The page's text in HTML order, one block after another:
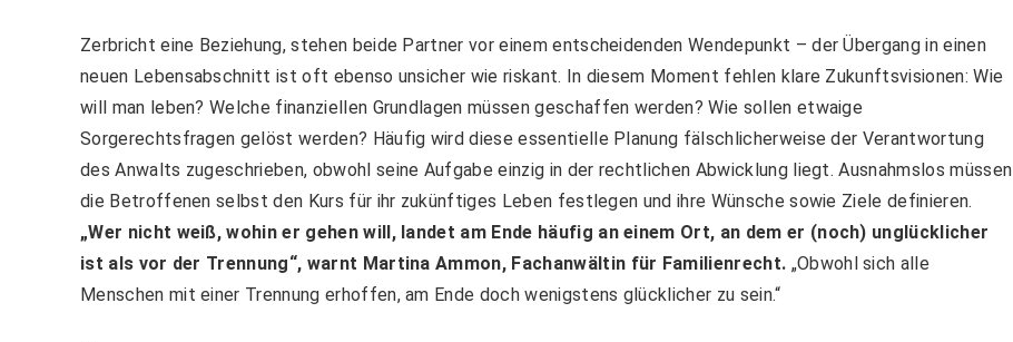
Zerbricht eine Beziehung, stehen beide Partner vor einem entscheidenden Wendepunkt – der Übergang in einen
neuen Lebensabschnitt ist oft ebenso unsicher wie riskant. In diesem Moment fehlen klare Zukunftsvisionen: Wie
will man leben? Welche finanziellen Grundlagenmüssengeschaffen werden? Wie sollen etwaige
Sorgerechtsfragen gelöst werden? Häufig wird dieseessentielle Planung fälschlicherweise der Verantwortung
des Anwalts zugeschrieben, obwohl seine Aufgabe einzig in der rechtlichen Abwicklung liegt.Ausnahmslos müssen
die Betroffenen selbst den Kurs für ihr zukünftiges Leben festlegen und ihre Wünsche sowie Ziele definieren.
„Wer nicht weiß, wohin er gehen will, landet am Ende häufig an einem Ort, an dem er (noch) unglücklicher
ist als vor der Trennung“, warnt Martina Ammon, Fachanwältin für Familienrecht. „Obwohl sich alle
Menschen mit einer Trennung erhoffen, am Ende doch wenigstens glücklicher zu sein.“